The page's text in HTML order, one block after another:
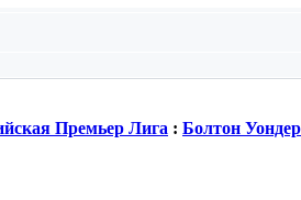
Премьер Лига : Болтон